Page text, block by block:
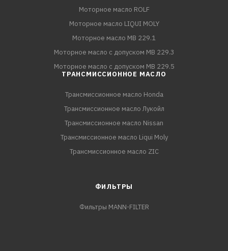
Моторное масло ROLF
Моторное масло LIQUI MOLY
Моторное масло MB 229.1
Моторное масло с допуском MB 229.3
Моторное масло с допуском MB 229.5
ТРАНСМИССИОННОЕ МАСЛО
Трансмиссионное масло Honda
Трансмиссионное масло Лукойл
Трансмиссионное масло Nissan
Трансмиссионное масло Liqui Moly
Трансмиссионное масло ZIC
ФИЛЬТРЫ
Фильтры MANN-FILTER